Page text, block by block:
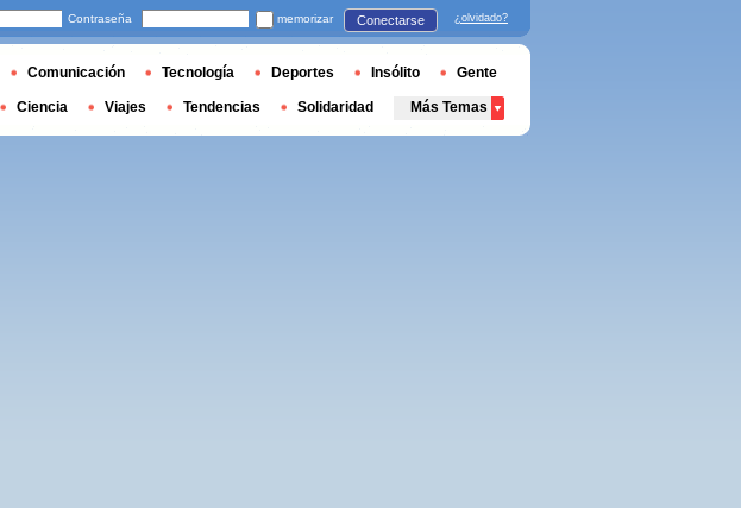
Contraseña memorizar Conectarse ¿olvidado?
Comunicación Tecnología Deportes Insólito Gente
Ciencia Viajes Tendencias Solidaridad Más Temas